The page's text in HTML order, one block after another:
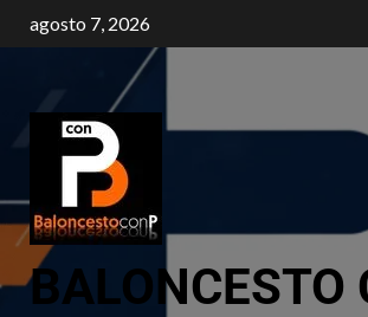
agosto 7, 2026
BALONCESTO